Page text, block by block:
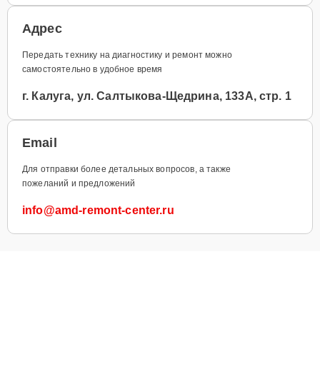
Адрес
Передать технику на диагностику и ремонт можно
самостоятельно в удобное время
г. Калуга, ул. Салтыкова-Щедрина, 133А, стр. 1
Email
Для отправки более детальных вопросов, а также
пожеланий и предложений
info@amd-remont-center.ru